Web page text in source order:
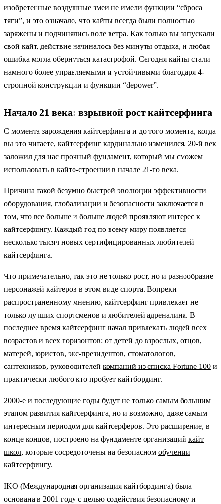
изобретенные воздушные змеи не имели функции “сброса
тяги”, и это означало, что кайты всегда были полностью
заряжены и подчинялись воле ветра. Как только вы запускали
свой кайт, действие начиналось без минуты отдыха, и любая
ошибка могла обернуться катастрофой. Сегодня кайты стали
намного более управляемыми и устойчивыми благодаря 4-
стропной конструкции и функции “depower”.
Начало 21 века: взрывной рост кайтсерфинга
С момента зарождения кайтсерфинга и до того момента, когда
вы это читаете, кайтсерфинг кардинально изменился. 20-й век
заложил для нас прочный фундамент, который мы сможем
использовать в кайто-строении в начале 21-го века.
Причина такой безумно быстрой эволюции эффективности
оборудования, глобализации и безопасности заключается в
том, что все больше и больше людей проявляют интерес к
кайтсерфингу. Каждый год по всему миру появляется
несколько тысяч новых сертифицированных любителей
кайтсерфинга.
Что примечательно, так это не только рост, но и разнообразие
персонажей кайтеров в этом виде спорта. Вопреки
распространенному мнению, кайтсерфинг привлекает не
только лучших спортсменов и любителей адреналина. В
последнее время кайтсерфинг начал привлекать людей всех
возрастов и всех горизонтов: от детей до взрослых, отцов,
матерей, юристов, экс-президентов, стоматологов,
сантехников, руководителей компаний из списка Fortune 100 и
практически любого кто пробует кайтбординг.
2000-е и последующие годы будут не только самым большим
этапом развития кайтсерфинга, но и возможно, даже самым
интересным периодом для кайтсерферов. Это расширение, в
конце концов, построено на фундаменте организаций кайт
школ, которые сосредоточены на безопасном обучении
кайтсерфингу.
IKO (Международная организация кайтбординга) была
основана в 2001 году с целью содействия безопасному и